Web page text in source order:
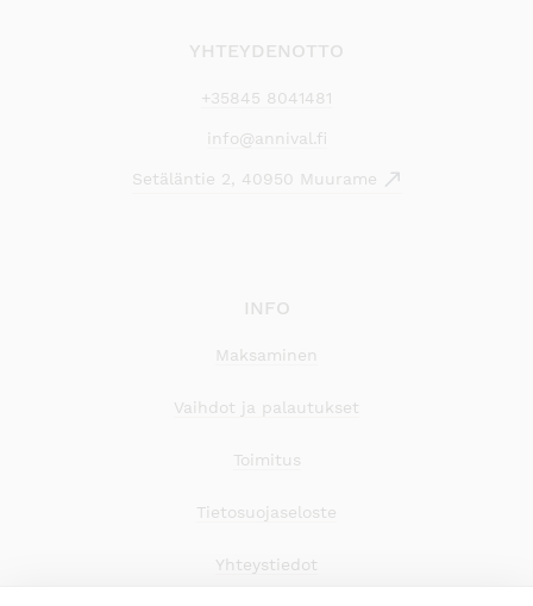
YHTEYDENOTTO
+35845 8041481
info@annival.fi
Setäläntie 2, 40950 Muurame
INFO
Maksaminen
Vaihdot ja palautukset
Toimitus
Tietosuojaseloste
Yhteystiedot